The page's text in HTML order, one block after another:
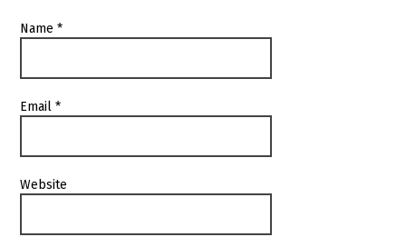
Name*
Email*
Website